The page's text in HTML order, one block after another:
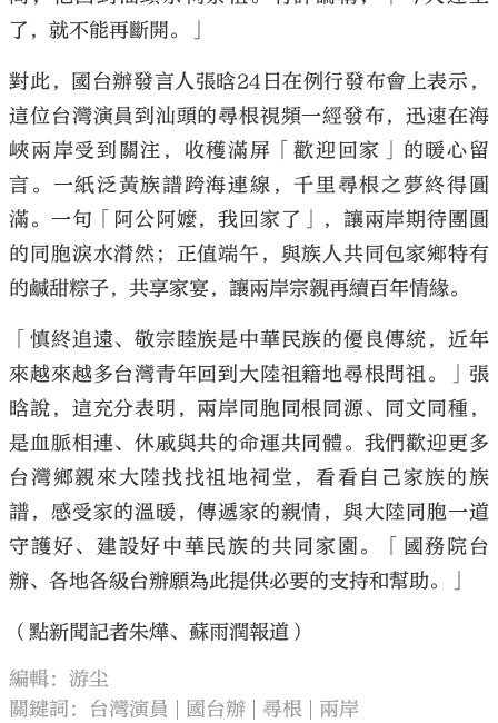
了，就不能再斷開。」
對此，國台辦發言人張晗24日在例行發布會上表示，
這位台灣演員到汕頭的尋根視頻一經發布，迅速在海
峽兩岸受到關注，收穫滿屏「歡迎回家」的暖心留
言。一紙泛黃族譜跨海連線，千里尋根之夢終得圓
滿。一句「阿公阿嬤，我回家了」，讓兩岸期待團圓
的同胞淚水潸然；正值端午，與族人共同包家鄉特有
的鹹甜粽子，共享家宴，讓兩岸宗親再續百年情緣。
「慎終追遠、敬宗睦族是中華民族的優良傳統，近年
來越來越多台灣青年回到大陸祖籍地尋根問祖。」張
晗說，這充分表明，兩岸同胞同根同源、同文同種，
是血脈相連、休戚與共的命運共同體。我們歡迎更多
台灣鄉親來大陸找找祖地祠堂，看看自己家族的族
譜，感受家的溫暖，傳遞家的親情，與大陸同胞一道
守護好、建設好中華民族的共同家園。「國務院台
辦、各地各級台辦願為此提供必要的支持和幫助。」
（點新聞記者朱燁、蘇雨潤報道）
編輯：游尘
關鍵詞： 台灣演員 國台辦 尋根 兩岸